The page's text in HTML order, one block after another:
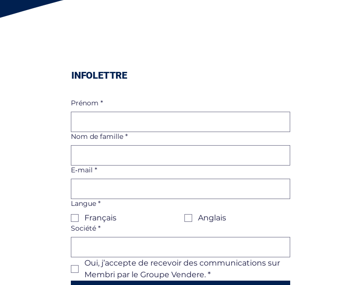
INFOLETTRE
Prénom *
Nom de famille *
E‑mail *
Langue *
Français Anglais
Société *
Oui, j’accepte de recevoir des communications sur
Membri par le Groupe Vendere. *